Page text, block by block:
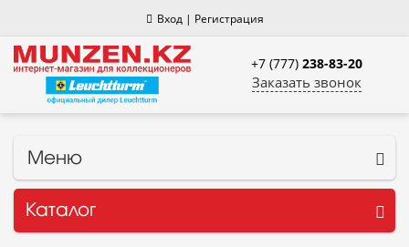
Вход| Регистрация
+7 (777) 238-83-20
Заказать звонок
Меню
Каталог